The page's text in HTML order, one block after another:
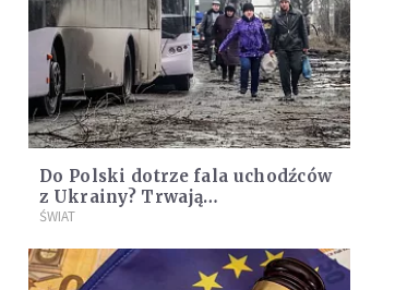
Do Polski dotrze fala uchodźców
z Ukrainy? Trwają
przygotowania do ich
ŚWIAT